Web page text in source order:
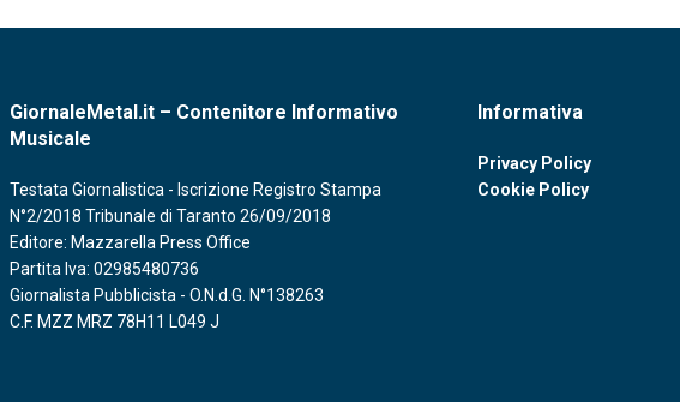
GiornaleMetal.it – Contenitore Informativo
Musicale
Testata Giornalistica - Iscrizione Registro Stampa
N°2/2018 Tribunale di Taranto 26/09/2018
Editore: Mazzarella Press Office
Partita Iva: 02985480736
Giornalista Pubblicista - O.N.d.G. N°138263
C.F. MZZ MRZ 78H11 L049 J
Informativa
Privacy Policy
Cookie Policy